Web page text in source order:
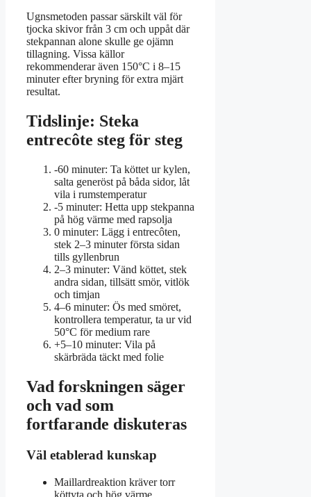
Ugnsmetoden passar särskilt väl för
tjocka skivor från 3 cm och uppåt där
stekpannan alone skulle ge ojämn
tillagning. Vissa källor
rekommenderar även 150°C i 8–15
minuter efter bryning för extra mjärt
resultat.
Tidslinje: Steka
entrecôte steg för steg
-60 minuter: Ta köttet ur kylen,
salta generöst på båda sidor, låt
vila i rumstemperatur
-5 minuter: Hetta upp stekpanna
på hög värme med rapsolja
0 minuter: Lägg i entrecôten,
stek 2–3 minuter första sidan
tills gyllenbrun
2–3 minuter: Vänd köttet, stek
andra sidan, tillsätt smör, vitlök
och timjan
4–6 minuter: Ös med smöret,
kontrollera temperatur, ta ur vid
50°C för medium rare
+5–10 minuter: Vila på
skärbräda täckt med folie
Vad forskningen säger
och vad som
fortfarande diskuteras
Väl etablerad kunskap
Maillardreaktion kräver torr
köttyta och hög värme